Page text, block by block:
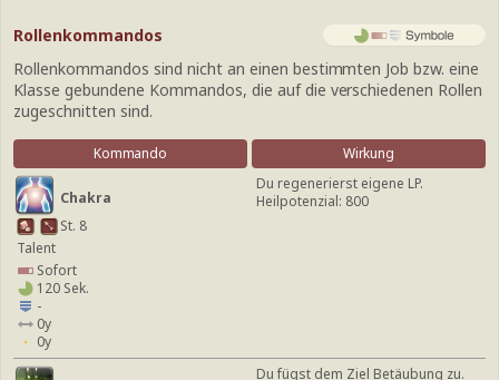
Rollenkommandos
Rollenkommandos sind nicht an einen bestimmten Job bzw. eine
Klasse gebundene Kommandos, die auf die verschiedenen Rollen
zugeschnitten sind.
Kommando Wirkung
Chakra
St. 8
Talent
Sofort
120 Sek.
-
0y
0y
Du regenerierst eigene LP.
Heilpotenzial: 800
Du fügst dem Ziel Betäubung zu.